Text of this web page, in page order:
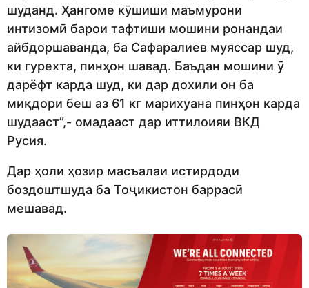
шуданд. Ҳангоме кӯшиши маъмурони
интизомӣ барои тафтиши мошини ронандаи
айбдоршаванда, ба Сафаралиев муяссар шуд,
ки гурехта, пинҳон шавад. Баъдан мошини ӯ
дарёфт карда шуд, ки дар дохили он ба
миқдори беш аз 61 кг марихуана пинҳон карда
шудааст”,- омадааст дар иттилоияи ВКД
Русия.
Дар ҳоли ҳозир масъалаи истирдоди
боздоштшуда ба Тоҷикистон баррасӣ
мешавад.